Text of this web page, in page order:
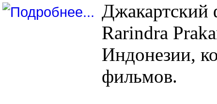
Джакартский
Rarindra
Индонезии,
фильмов.